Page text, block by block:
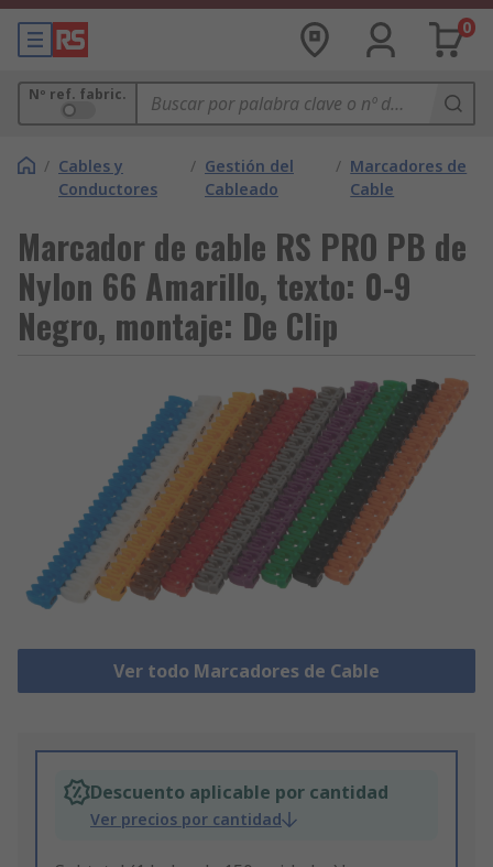
0
Nº ref. fabric.
/ Cables y
Conductores
/ Gestión del
Cableado
/ Marcadores de
Cable
Marcador de cable RS PRO PB de
Nylon 66 Amarillo, texto: 0-9
Negro, montaje: De Clip
Ver todo Marcadores de Cable
Descuento aplicable por cantidad
Ver precios por cantidad